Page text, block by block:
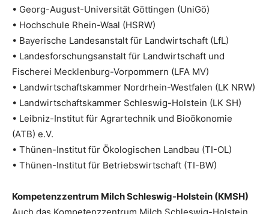
• Georg-August-Universität Göttingen (UniGö)
• Hochschule Rhein-Waal (HSRW)
• Bayerische Landesanstalt für Landwirtschaft (LfL)
• Landesforschungsanstalt für Landwirtschaft und
Fischerei Mecklenburg-Vorpommern (LFA MV)
• Landwirtschaftskammer Nordrhein-Westfalen (LK NRW)
• Landwirtschaftskammer Schleswig-Holstein (LK SH)
• Leibniz-Institut für Agrartechnik und Bioökonomie
(ATB) e.V.
• Thünen-Institut für Ökologischen Landbau (TI-OL)
• Thünen-Institut für Betriebswirtschaft (TI-BW)
Kompetenzzentrum Milch Schleswig-Holstein (KMSH)